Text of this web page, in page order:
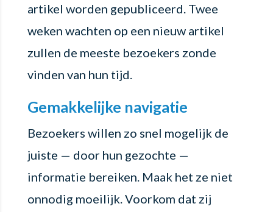
artikel worden gepubliceerd. Twee
weken wachten op een nieuw artikel
zullen de meeste bezoekers zonde
vinden van hun tijd.
Gemakkelijke navigatie
Bezoekers willen zo snel mogelijk de
juiste — door hun gezochte —
informatie bereiken. Maak het ze niet
onnodig moeilijk. Voorkom dat zij